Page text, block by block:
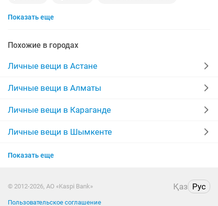
дубленки мужские
свадебное платье на прокат
свадебное платье серьги золотые
кроссовки шубы мутон
футболки
Показать еще
Похожие в городах
Личные вещи в Астане
Личные вещи в Алматы
Личные вещи в Караганде
Личные вещи в Шымкенте
Личные вещи в Усть-Каменогорске
Личные вещи в Актау
Показать еще
© 2012-2026, АО «Kaspi Bank» Қаз Рус
Пользовательское соглашение